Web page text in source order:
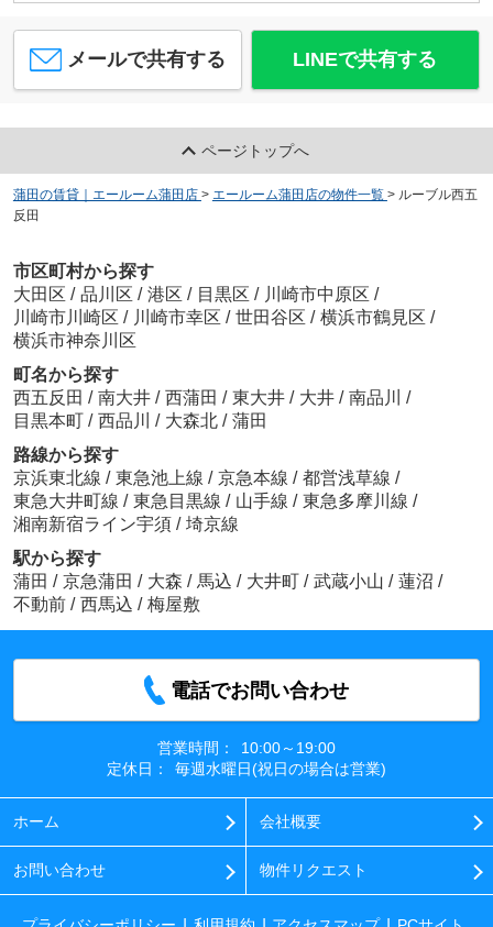
メールで共有する LINEで共有する
ページトップへ
蒲田の賃貸｜エールーム蒲田店 > エールーム蒲田店の物件一覧 > ルーブル西五
反田
市区町村から探す
大田区 / 品川区 / 港区 / 目黒区 / 川崎市中原区 /
川崎市川崎区 / 川崎市幸区 / 世田谷区 / 横浜市鶴見区 /
横浜市神奈川区
町名から探す
西五反田 / 南大井 / 西蒲田 / 東大井 / 大井 / 南品川 /
目黒本町 / 西品川 / 大森北 / 蒲田
路線から探す
京浜東北線 / 東急池上線 / 京急本線 / 都営浅草線 /
東急大井町線 / 東急目黒線 / 山手線 / 東急多摩川線 /
湘南新宿ライン宇須 / 埼京線
駅から探す
蒲田 / 京急蒲田 / 大森 / 馬込 / 大井町 / 武蔵小山 / 蓮沼 /
不動前 / 西馬込 / 梅屋敷
電話でお問い合わせ
営業時間：
10:00～19:00
定休日：
毎週水曜日(祝日の場合は営業)
ホーム 会社概要
お問い合わせ 物件リクエスト